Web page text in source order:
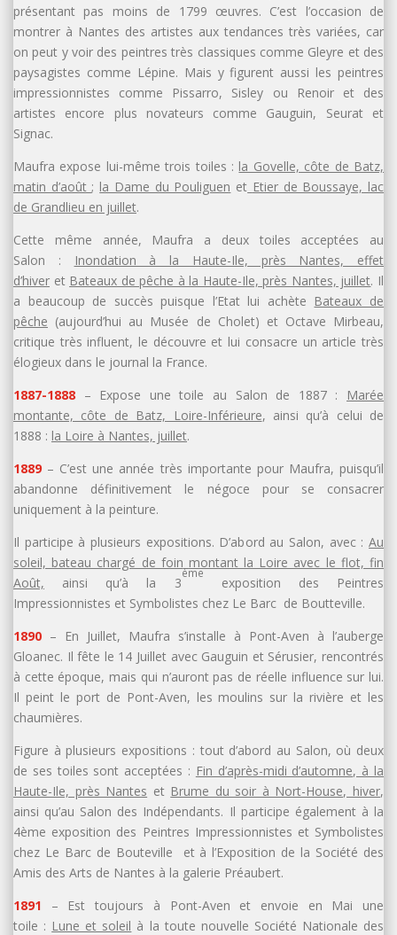
présentant pas moins de 1799 œuvres. C’est l’occasion de
montrer à Nantes des artistes aux tendances très variées, car
on peut y voir des peintres très classiques comme Gleyre et des
paysagistes comme Lépine. Mais y figurent aussi les peintres
impressionnistes comme Pissarro, Sisley ou Renoir et des
artistes encore plus novateurs comme Gauguin, Seurat et
Signac.
Maufra expose lui-même trois toiles : la Govelle, côte de Batz,
matin d’août; la Dame du Pouliguen et Etier de Boussaye, lac
de Grandlieu en juillet.
Cette même année, Maufra a deux toiles acceptées au
Salon :
Inondation à la Haute-Ile, près Nantes, effet
d’hiver et Bateaux de pêche à la Haute-Ile, près Nantes, juillet. Il
a beaucoup de succès puisque l’Etat lui achète Bateaux de
pêche (aujourd’hui au Musée de Cholet) et Octave Mirbeau,
critique très influent, le découvre et lui consacre un article très
élogieux dans le journal la France.
1887-1888 – Expose une toile au Salon de 1887 :
Marée
montante, côte de Batz, Loire-Inférieure, ainsi qu’à celui de
1888 : la Loire à Nantes, juillet.
1889 – C’est une année très importante pour Maufra, puisqu’il
abandonne définitivement le négoce pour se consacrer
uniquement à la peinture.
Il participe à plusieurs expositions. D’abord au Salon, avec : Au
soleil, bateau chargé de foin montant la Loire avec le flot, fin
Août,
ainsi qu’à la 3
ème
exposition des Peintres
Impressionnistes et Symbolistes chez Le Barc de Boutteville.
1890 – En Juillet, Maufra s’installe à Pont-Aven à l’auberge
Gloanec. Il fête le 14 Juillet avec Gauguin et Sérusier, rencontrés
à cette époque, mais qui n’auront pas de réelle influence sur lui.
Il peint le port de Pont-Aven, les moulins sur la rivière et les
chaumières.
Figure à plusieurs expositions : tout d’abord au Salon, où deux
de ses toiles sont acceptées : Fin d’après-midi d’automne, à la
Haute-Ile, près Nantes et Brume du soir à Nort-House, hiver,
ainsi qu’au Salon des Indépendants. Il participe également à la
4ème exposition des Peintres Impressionnistes et Symbolistes
chez Le Barc de Bouteville et à l’Exposition de la Société des
Amis des Arts de Nantes à la galerie Préaubert.
1891 – Est toujours à Pont-Aven et envoie en Mai une
toile : Lune et soleil à la toute nouvelle Société Nationale des